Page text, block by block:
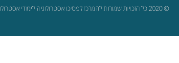
© 2020 כל הזכויות שמורות להמרכז לפסיכו אסטרולוגיה לימודי אסטרולוגיה וייעוץ אישי | אורנה רייכר קיזמן